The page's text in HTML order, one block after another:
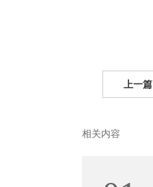
上一篇
相关内容